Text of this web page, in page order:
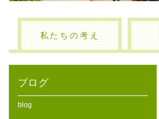
私たちの考え
ブログ
blog